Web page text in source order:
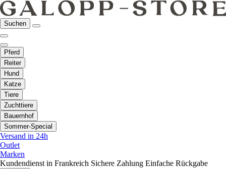
Suchen
Pferd
Reiter
Hund
Katze
Tiere
Zuchttiere
Bauernhof
Sommer-Special
Versand in 24h
Outlet
Marken
Kundendienst in Frankreich Sichere Zahlung Einfache Rückgabe